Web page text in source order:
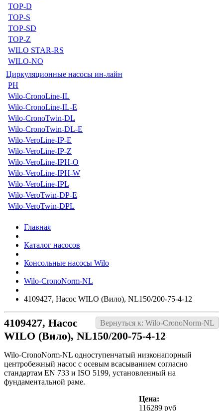
TOP-D
TOP-S
TOP-SD
TOP-Z
WILO STAR-RS
WILO-NO
Циркуляционные насосы ин-лайн
PH
Wilo-CronoLine-IL
Wilo-CronoLine-IL-E
Wilo-CronoTwin-DL
Wilo-CronoTwin-DL-E
Wilo-VeroLine-IP-E
Wilo-VeroLine-IP-Z
Wilo-VeroLine-IPH-O
Wilo-VeroLine-IPH-W
Wilo-VeroLine-IPL
Wilo-VeroTwin-DP-E
Wilo-VeroTwin-DPL
Главная
Каталог насосов
Консольные насосы Wilo
Wilo-CronoNorm-NL
4109427, Насос WILO (Вило), NL150/200-75-4-12
Вернуться к: Wilo-CronoNorm-NL
4109427, Насос
WILO (Вило), NL150/200-75-4-12
Wilo-CronoNorm-NL одноступенчатый низконапорный
центробежный насос с осевым всасыванием согласно
стандартам EN 733 и ISO 5199, установленный на
фундаментальной раме.
Цена:
116289 руб